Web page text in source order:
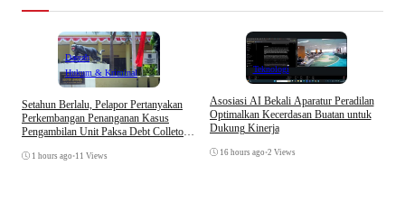
Daerah
Hukum & Kriminal
Setahun Berlalu, Pelapor Pertanyakan
Perkembangan Penanganan Kasus
Pengambilan Unit Paksa Debt Colletor
1 hours ago •11 Views
Teknologi
Asosiasi AI Bekali Aparatur Peradilan
Optimalkan Kecerdasan Buatan untuk
Dukung Kinerja
16 hours ago •2 Views